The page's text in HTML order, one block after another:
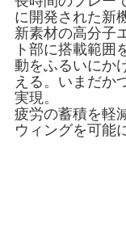
に開発された新
新素材の高分子
ト部に搭載範囲
動をふるいにか
える。いまだか
実現。
疲労の蓄積を軽
ウィングを可能